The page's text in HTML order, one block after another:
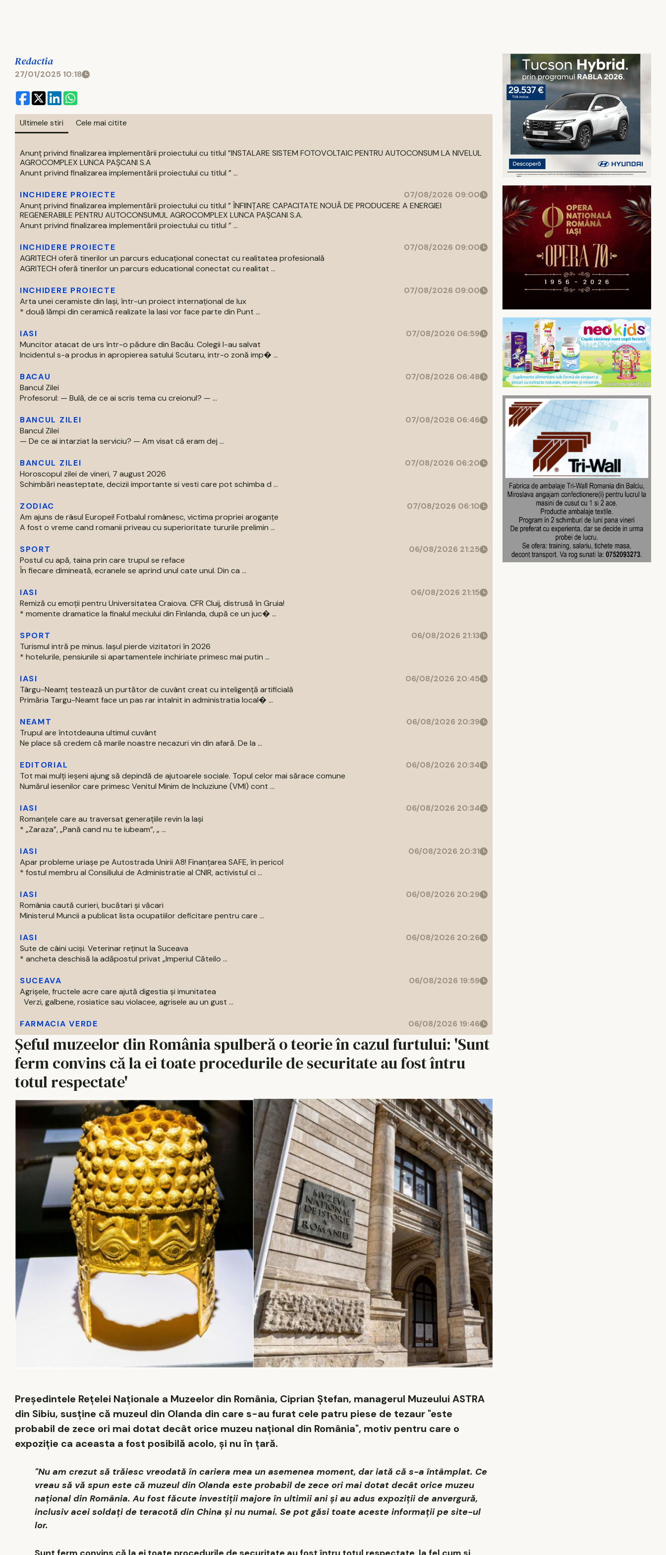
Redactia
27/01/2025 10:18
Ultimele stiri Cele mai citite
Anunț privind finalizarea implementării proiectului cu titlul ”INSTALARE SISTEM FOTOVOLTAIC PENTRU AUTOCONSUM LA NIVELUL
AGROCOMPLEX LUNCA PAȘCANI S.A
Anunt privind finalizarea implementării proiectului cu titlul ” ...
INCHIDERE PROIECTE
07/08/2026 09:00
Anunț privind finalizarea implementării proiectului cu titlul ” ÎNFIINȚARE CAPACITATE NOUĂ DE PRODUCERE A ENERGIEI
REGENERABILE PENTRU AUTOCONSUMUL AGROCOMPLEX LUNCA PAȘCANI S.A.
Anunt privind finalizarea implementării proiectului cu titlul ” ...
INCHIDERE PROIECTE
07/08/2026 09:00
AGRITECH oferă tinerilor un parcurs educațional conectat cu realitatea profesională
AGRITECH oferă tinerilor un parcurs educational conectat cu realitat ...
INCHIDERE PROIECTE
07/08/2026 09:00
Arta unei ceramiste din Iași, într-un proiect internațional de lux
* două lămpi din ceramică realizate la Iasi vor face parte din Punt ...
IASI
07/08/2026 06:59
Muncitor atacat de urs într-o pădure din Bacău. Colegii l-au salvat
Incidentul s-a produs in apropierea satului Scutaru, intr-o zonă imp� ...
BACAU
07/08/2026 06:48
Bancul Zilei
Profesorul: — Bulă, de ce ai scris tema cu creionul? — ...
BANCUL ZILEI
07/08/2026 06:46
Bancul Zilei
— De ce ai intarziat la serviciu? — Am visat că eram dej ...
BANCUL ZILEI
07/08/2026 06:20
Horoscopul zilei de vineri, 7 august 2026
Schimbări neasteptate, decizii importante si vesti care pot schimba d ...
ZODIAC
07/08/2026 06:10
Am ajuns de râsul Europei! Fotbalul românesc, victima propriei aroganțe
A fost o vreme cand romanii priveau cu superioritate tururile prelimin ...
SPORT
06/08/2026 21:25
Postul cu apă, taina prin care trupul se reface
În fiecare dimineată, ecranele se aprind unul cate unul. Din ca ...
IASI
06/08/2026 21:15
Remiză cu emoții pentru Universitatea Craiova. CFR Cluij, distrusă în Gruia!
* momente dramatice la finalul meciului din Finlanda, după ce un juc� ...
SPORT
06/08/2026 21:13
Turismul intră pe minus. Iașul pierde vizitatori în 2026
* hotelurile, pensiunile si apartamentele inchiriate primesc mai putin ...
IASI
06/08/2026 20:45
Târgu-Neamț testează un purtător de cuvânt creat cu inteligență artificială
Primăria Targu-Neamt face un pas rar intalnit in administratia local� ...
NEAMT
06/08/2026 20:39
Trupul are întotdeauna ultimul cuvânt
Ne place să credem că marile noastre necazuri vin din afară. De la ...
EDITORIAL
06/08/2026 20:34
Tot mai mulți ieșeni ajung să depindă de ajutoarele sociale. Topul celor mai sărace comune
Numărul iesenilor care primesc Venitul Minim de Incluziune (VMI) cont ...
IASI
06/08/2026 20:34
Romanțele care au traversat generațiile revin la Iași
* „Zaraza”, „Pană cand nu te iubeam”, „ ...
IASI
06/08/2026 20:31
Apar probleme uriașe pe Autostrada Unirii A8! Finanțarea SAFE, în pericol
* fostul membru al Consiliului de Administratie al CNIR, activistul ci ...
IASI
06/08/2026 20:29
România caută curieri, bucătari și văcari
Ministerul Muncii a publicat lista ocupatiilor deficitare pentru care ...
IASI
06/08/2026 20:26
Sute de câini uciși. Veterinar reținut la Suceava
* ancheta deschisă la adăpostul privat „Imperiul Căteilo ...
SUCEAVA
06/08/2026 19:59
Agrișele, fructele acre care ajută digestia și imunitatea
Verzi, galbene, rosiatice sau violacee, agrisele au un gust ...
FARMACIA VERDE 06/08/2026 19:46
Șeful muzeelor din România spulberă o teorie în cazul furtului: 'Sunt
ferm convins că la ei toate procedurile de securitate au fost întru
totul respectate'
Preşedintele Reţelei Naţionale a Muzeelor din România, Ciprian Ştefan, managerul Muzeului ASTRA
din Sibiu, susţine că muzeul din Olanda din care s-au furat cele patru piese de tezaur "este
probabil de zece ori mai dotat decât orice muzeu naţional din România", motiv pentru care o
expoziţie ca aceasta a fost posibilă acolo, şi nu în ţară.
"Nu am crezut să trăiesc vreodată în cariera mea un asemenea moment, dar iată că s-a întâmplat. Ce
vreau să vă spun este că muzeul din Olanda este probabil de zece ori mai dotat decât orice muzeu
naţional din România. Au fost făcute investiţii majore în ultimii ani şi au adus expoziţii de anvergură,
inclusiv acei soldaţi de teracotă din China şi nu numai. Se pot găsi toate aceste informaţii pe site-ul
lor.